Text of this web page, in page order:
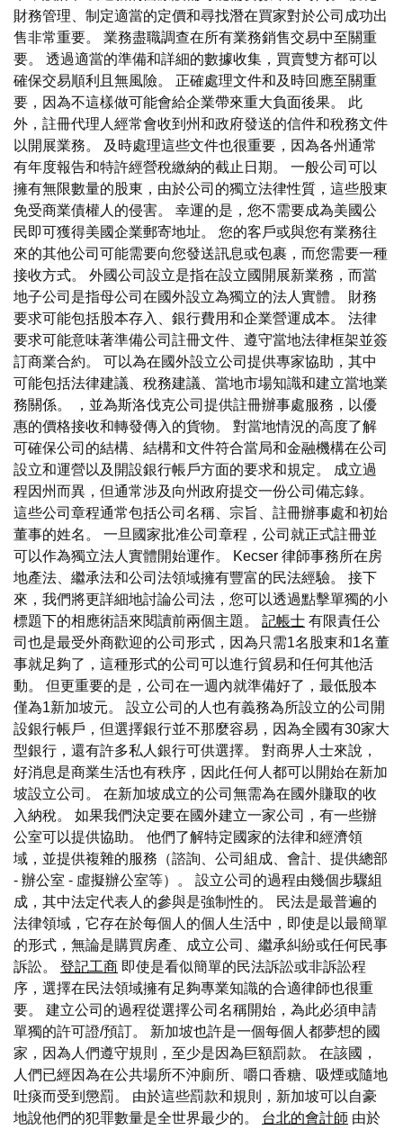
財務管理、制定適當的定價和尋找潛在買家對於公司成功出
售非常重要。 業務盡職調查在所有業務銷售交易中至關重
要。 透過適當的準備和詳細的數據收集，買賣雙方都可以
確保交易順利且無風險。 正確處理文件和及時回應至關重
要，因為不這樣做可能會給企業帶來重大負面後果。 此
外，註冊代理人經常會收到州和政府發送的信件和稅務文件
以開展業務。 及時處理這些文件也很重要，因為各州通常
有年度報告和特許經營稅繳納的截止日期。 一般公司可以
擁有無限數量的股東，由於公司的獨立法律性質，這些股東
免受商業債權人的侵害。 幸運的是，您不需要成為美國公
民即可獲得美國企業郵寄地址。 您的客戶或與您有業務往
來的其他公司可能需要向您發送訊息或包裹，而您需要一種
接收方式。 外國公司設立是指在設立國開展新業務，而當
地子公司是指母公司在國外設立為獨立的法人實體。 財務
要求可能包括股本存入、銀行費用和企業營運成本。 法律
要求可能意味著準備公司註冊文件、遵守當地法律框架並簽
訂商業合約。 可以為在國外設立公司提供專家協助，其中
可能包括法律建議、稅務建議、當地市場知識和建立當地業
務關係。 ，並為斯洛伐克公司提供註冊辦事處服務，以優
惠的價格接收和轉發傳入的貨物。 對當地情況的高度了解
可確保公司的結構、結構和文件符合當局和金融機構在公司
設立和運營以及開設銀行帳戶方面的要求和規定。 成立過
程因州而異，但通常涉及向州政府提交一份公司備忘錄。
這些公司章程通常包括公司名稱、宗旨、註冊辦事處和初始
董事的姓名。 一旦國家批准公司章程，公司就正式註冊並
可以作為獨立法人實體開始運作。 Kecser 律師事務所在房
地產法、繼承法和公司法領域擁有豐富的民法經驗。 接下
來，我們將更詳細地討論公司法，您可以透過點擊單獨的小
標題下的相應術語來閱讀前兩個主題。 記帳士 有限責任公
司也是最受外商歡迎的公司形式，因為只需1名股東和1名董
事就足夠了，這種形式的公司可以進行貿易和任何其他活
動。 但更重要的是，公司在一週內就準備好了，最低股本
僅為1新加坡元。 設立公司的人也有義務為所設立的公司開
設銀行帳戶，但選擇銀行並不那麼容易，因為全國有30家大
型銀行，還有許多私人銀行可供選擇。 對商界人士來說，
好消息是商業生活也有秩序，因此任何人都可以開始在新加
坡設立公司。 在新加坡成立的公司無需為在國外賺取的收
入納稅。 如果我們決定要在國外建立一家公司，有一些辦
公室可以提供協助。 他們了解特定國家的法律和經濟領
域，並提供複雜的服務（諮詢、公司組成、會計、提供總部
- 辦公室 - 虛擬辦公室等）。 設立公司的過程由幾個步驟組
成，其中法定代表人的參與是強制性的。 民法是最普遍的
法律領域，它存在於每個人的個人生活中，即使是以最簡單
的形式，無論是購買房產、成立公司、繼承糾紛或任何民事
訴訟。 登記工商 即使是看似簡單的民法訴訟或非訴訟程
序，選擇在民法領域擁有足夠專業知識的合適律師也很重
要。 建立公司的過程從選擇公司名稱開始，為此必須申請
單獨的許可證/預訂。 新加坡也許是一個每個人都夢想的國
家，因為人們遵守規則，至少是因為巨額罰款。 在該國，
人們已經因為在公共場所不沖廁所、嚼口香糖、吸煙或隨地
吐痰而受到懲罰。 由於這些罰款和規則，新加坡可以自豪
地說他們的犯罪數量是全世界最少的。 台北的會計師 由於